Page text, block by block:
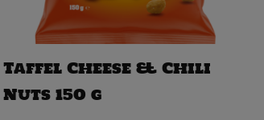
Taffel Cheese & Chili
Nuts 150 g